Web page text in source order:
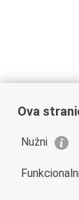
Važne
Ova
Nužni